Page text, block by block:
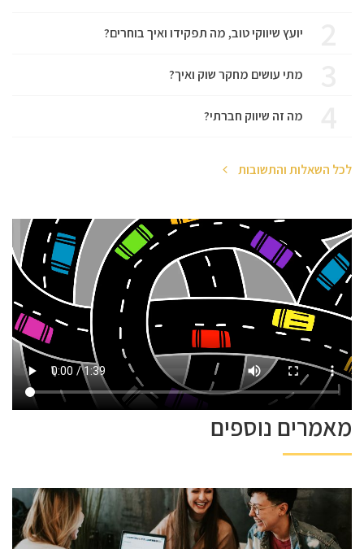
יועץ שיווקי טוב, מה תפקידו ואיך בוחרים?
מתי עושים מחקר שוק ואיך?
מה זה שיווק חברתי?
לכל השאלות והתשובות
מאמרים נוספים